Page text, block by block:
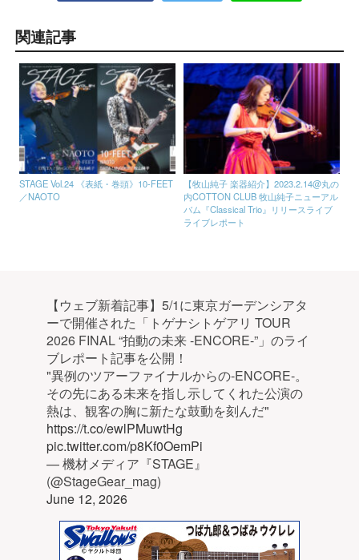
関連記事
STAGE Vol.24 《表紙・巻頭》10-FEET
／NAOTO
【牧山純子 楽器紹介】2023.2.14@丸の
内COTTON CLUB 牧山純子ニューアル
バム『Classical Trio』リリースライブ
ライブレポート
【ウェブ新着記事】5/1に東京ガーデンシアタ
ーで開催された「トゲナシトゲアリ TOUR
2026 FINAL “拍動の未来 -ENCORE-”」のライ
ブレポート記事を公開！
"異例のツアーファイナルからの-ENCORE-。
その先にある未来を指し示してくれた公演の
熱は、観客の胸に新たな鼓動を刻んだ"
https://t.co/ewlPMuwtHg
pic.twitter.com/p8Kf0OemPi
— 機材メディア『STAGE』
(@StageGear_mag)
June 12, 2026